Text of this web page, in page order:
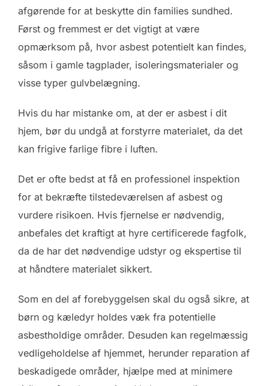
afgørende for at beskytte din families sundhed.
Først og fremmest er det vigtigt at være
opmærksom på, hvor asbest potentielt kan findes,
såsom i gamle tagplader, isoleringsmaterialer og
visse typer gulvbelægning.
Hvis du har mistanke om, at der er asbest i dit
hjem, bør du undgå at forstyrre materialet, da det
kan frigive farlige fibre i luften.
Det er ofte bedst at få en professionel inspektion
for at bekræfte tilstedeværelsen af asbest og
vurdere risikoen. Hvis fjernelse er nødvendig,
anbefales det kraftigt at hyre certificerede fagfolk,
da de har det nødvendige udstyr og ekspertise til
at håndtere materialet sikkert.
Som en del af forebyggelsen skal du også sikre, at
børn og kæledyr holdes væk fra potentielle
asbestholdige områder. Desuden kan regelmæssig
vedligeholdelse af hjemmet, herunder reparation af
beskadigede områder, hjælpe med at minimere